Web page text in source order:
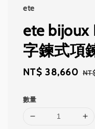
ete
ete bijoux
字鍊式項
Sale
NT$ 38,660
數量